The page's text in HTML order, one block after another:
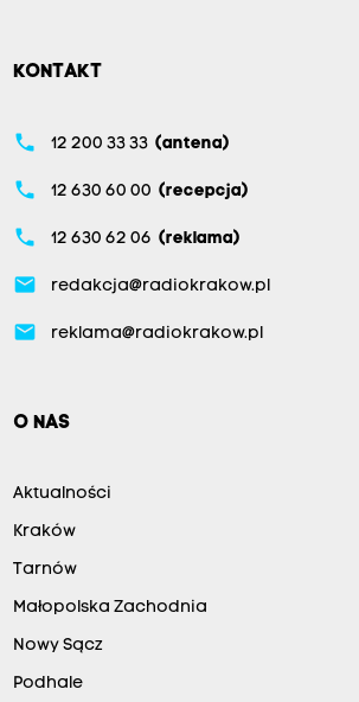
KONTAKT
phone 12 200 33 33 (antena)
phone 12 630 60 00 (recepcja)
phone 12 630 62 06 (reklama)
email redakcja@radiokrakow.pl
email reklama@radiokrakow.pl
O NAS
Aktualności
Kraków
Tarnów
Małopolska Zachodnia
Nowy Sącz
Podhale